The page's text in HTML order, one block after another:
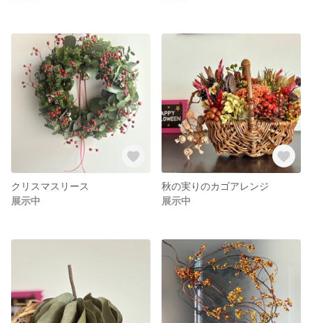
クリスマスリース
展示中
秋の実りのカゴアレンジ
展示中